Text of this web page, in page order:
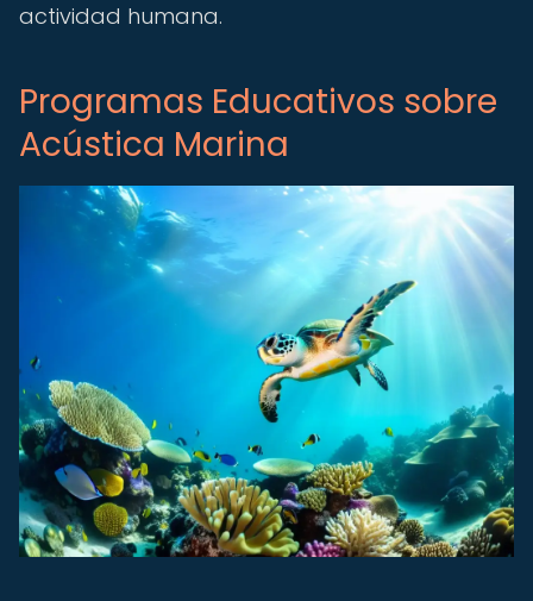
actividad humana.
Programas Educativos sobre
Acústica Marina